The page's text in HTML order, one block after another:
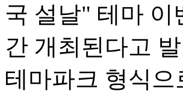
국 설날" 테마 이
간 개최된다고
테마파크 형식